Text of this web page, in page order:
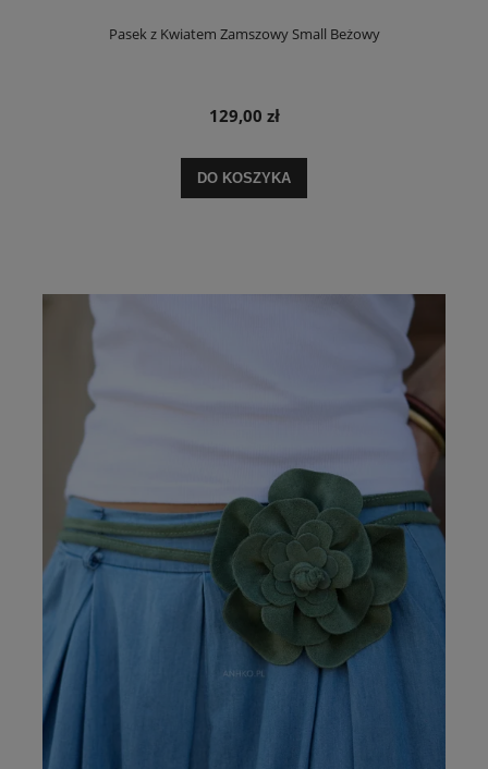
Pasek z Kwiatem Zamszowy Small Beżowy
129,00 zł
DO KOSZYKA